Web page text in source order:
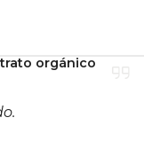
orgánico